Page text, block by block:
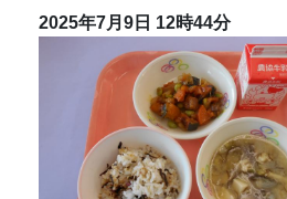
2025年7月9日 12時44分